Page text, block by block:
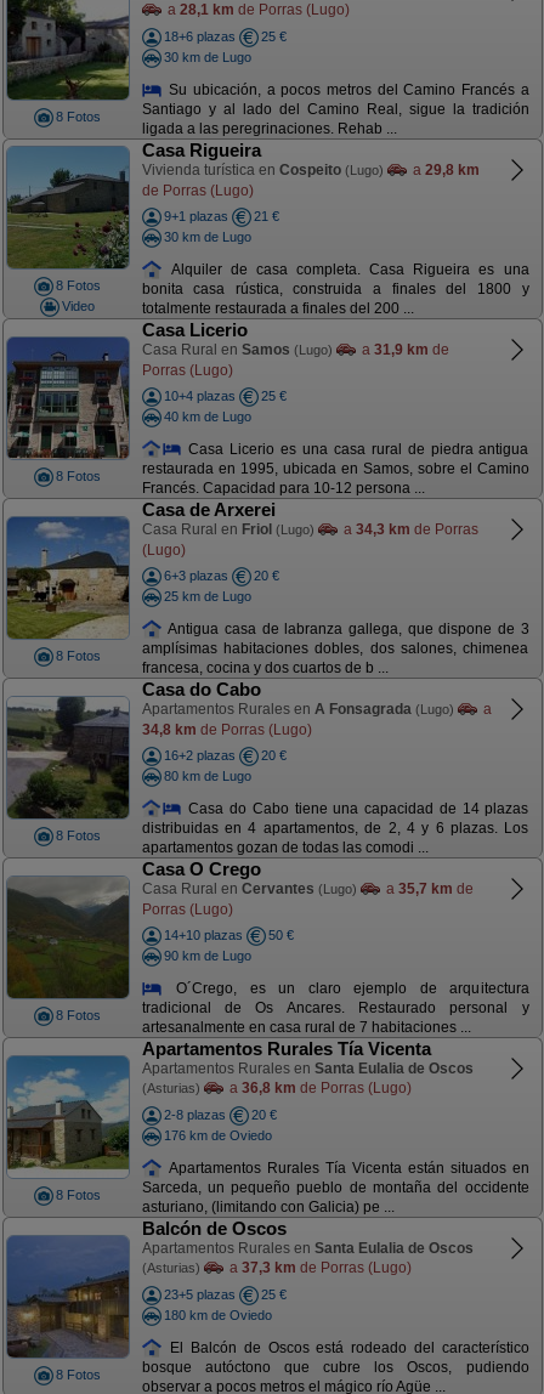
8 Fotos
a 28,1 km de Porras (Lugo)
18+6 plazas
25 €
30 km de Lugo
Su ubicación, a pocos metros del Camino Francés a
Santiago y al lado del Camino Real, sigue la tradición
ligada a las peregrinaciones. Rehab ...
8 Fotos
Video
Casa Rigueira
Vivienda turística en Cospeito (Lugo) a 29,8 km
de Porras (Lugo)
9+1 plazas
21 €
30 km de Lugo
Alquiler de casa completa. Casa Rigueira es una
bonita casa rústica, construida a finales del 1800 y
totalmente restaurada a finales del 200 ...
8 Fotos
Casa Licerio
Casa Rural en Samos (Lugo) a 31,9 km de
Porras (Lugo)
10+4 plazas
25 €
40 km de Lugo
Casa Licerio es una casa rural de piedra antigua
restaurada en 1995, ubicada en Samos, sobre el Camino
Francés. Capacidad para 10-12 persona ...
8 Fotos
Casa de Arxerei
Casa Rural en Friol (Lugo) a 34,3 km de Porras
(Lugo)
6+3 plazas
20 €
25 km de Lugo
Antigua casa de labranza gallega, que dispone de 3
amplísimas habitaciones dobles, dos salones, chimenea
francesa, cocina y dos cuartos de b ...
8 Fotos
Casa do Cabo
Apartamentos Rurales en A Fonsagrada (Lugo)
a
34,8 km de Porras (Lugo)
16+2 plazas
20 €
80 km de Lugo
Casa do Cabo tiene una capacidad de 14 plazas
distribuidas en 4 apartamentos, de 2, 4 y 6 plazas. Los
apartamentos gozan de todas las comodi ...
8 Fotos
Casa O Crego
Casa Rural en Cervantes (Lugo) a 35,7 km de
Porras (Lugo)
14+10 plazas
50 €
90 km de Lugo
O´Crego, es un claro ejemplo de arquitectura
tradicional de Os Ancares. Restaurado personal y
artesanalmente en casa rural de 7 habitaciones ...
8 Fotos
Apartamentos Rurales Tía Vicenta
Apartamentos Rurales en Santa Eulalia de Oscos
(Asturias) a 36,8 km de Porras (Lugo)
2-8 plazas
20 €
176 km de Oviedo
Apartamentos Rurales Tía Vicenta están situados en
Sarceda, un pequeño pueblo de montaña del occidente
asturiano, (limitando con Galicia) pe ...
8 Fotos
Balcón de Oscos
Apartamentos Rurales en Santa Eulalia de Oscos
(Asturias) a 37,3 km de Porras (Lugo)
23+5 plazas
25 €
180 km de Oviedo
El Balcón de Oscos está rodeado del característico
bosque autóctono que cubre los Oscos, pudiendo
observar a pocos metros el mágico río Agüe ...